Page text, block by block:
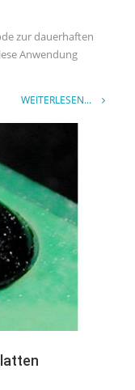
zur dauerhaften
Anwendung
WEITERLESEN...